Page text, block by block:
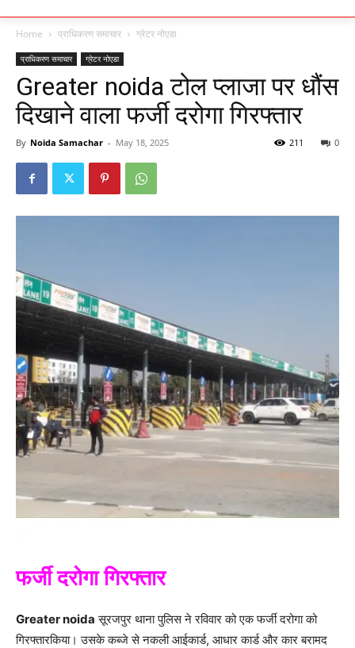
Home प्राधिकरण समाचार ग्रेटर नोएडा
प्राधिकरण समाचार ग्रेटर नोएडा
Greater noida टोल प्लाजा पर धौंस
दिखाने वाला फर्जी दरोगा गिरफ्तार
By Noida Samachar - May 18, 2025 0
211
फर्जी दरोगा गिरफ्तार
Greater noida सूरजपुर थाना पुलिस ने रविवार को एक फर्जी दरोगा को
गिरफ्तारकिया। उसके कब्जे से नकली आईकार्ड, आधार कार्ड और कार बरामद